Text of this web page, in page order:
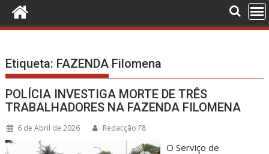
Etiqueta: FAZENDA Filomena
POLÍCIA INVESTIGA MORTE DE TRÊS
TRABALHADORES NA FAZENDA FILOMENA
6 de Abril de 2026 Redacção F8
O Serviço de